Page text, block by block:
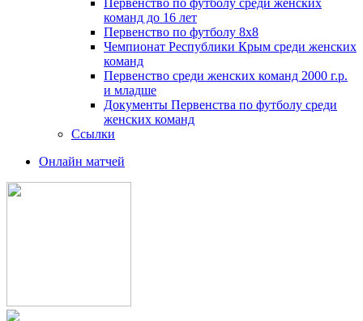
Первенство по футболу среди женских
команд до 16 лет
Первенство по футболу 8х8
Чемпионат Республики Крым среди женских
команд
Первенство среди женских команд 2000 г.р.
и младше
Документы Первенства по футболу среди
женских команд
Ссылки
Онлайн матчей